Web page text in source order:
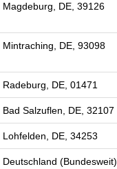
Magdeburg, DE, 39126
Mintraching, DE, 93098
Radeburg, DE, 01471
Bad Salzuflen, DE, 32107
Lohfelden, DE, 34253
Deutschland (Bundesweit),